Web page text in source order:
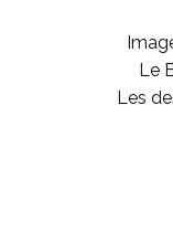
Le
Les